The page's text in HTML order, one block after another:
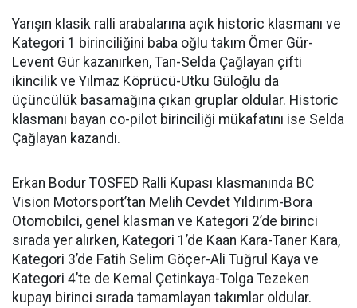
Yarışın klasik ralli arabalarına açık historic klasmanı ve
Kategori 1 birinciliğini baba oğlu takım Ömer Gür-
Levent Gür kazanırken, Tan-Selda Çağlayan çifti
ikincilik ve Yılmaz Köprücü-Utku Güloğlu da
üçüncülük basamağına çıkan gruplar oldular. Historic
klasmanı bayan co-pilot birinciliği mükafatını ise Selda
Çağlayan kazandı.
Erkan Bodur TOSFED Ralli Kupası klasmanında BC
Vision Motorsport’tan Melih Cevdet Yıldırım-Bora
Otomobilci, genel klasman ve Kategori 2’de birinci
sırada yer alırken, Kategori 1’de Kaan Kara-Taner Kara,
Kategori 3’de Fatih Selim Göçer-Ali Tuğrul Kaya ve
Kategori 4’te de Kemal Çetinkaya-Tolga Tezeken
kupayı birinci sırada tamamlayan takımlar oldular.